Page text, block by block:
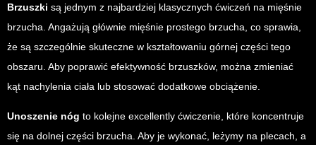
Brzuszki są jednym z najbardziej klasycznych ćwiczeń na mięśnie
brzucha. Angażują głównie mięśnie prostego brzucha, co sprawia,
że są szczególnie skuteczne w kształtowaniu górnej części tego
obszaru. Aby poprawić efektywność brzuszków, można zmieniać
kąt nachylenia ciała lub stosować dodatkowe obciążenie.
Unoszenie nóg to kolejne excellently ćwiczenie, które koncentruje
się na dolnej części brzucha. Aby je wykonać, leżymy na plecach, a